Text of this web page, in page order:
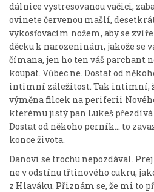
dálnice vystresovanou vačici,
ovinete červenou mašlí,
vykosťovacím nožem, aby se
děcku k narozeninám, jakože se
čímana, jen ho ten váš parchant
koupat. Vůbec ne. Dostat od
intimní záležitost. Tak intimní,
výměna filcek na periferii
kterému jistý pan Lukeš
Dostat od někoho perník… to
konce života.
Danovi se trochu nepozdával.
ne v odstínu třtinového cukru,
z Hlaváku. Přiznám se, že mi to